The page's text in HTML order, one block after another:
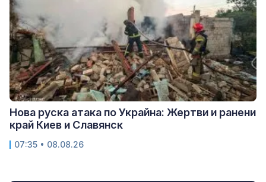
Нова руска атака по Украйна: Жертви и ранени
край Киев и Славянск
07:35 • 08.08.26